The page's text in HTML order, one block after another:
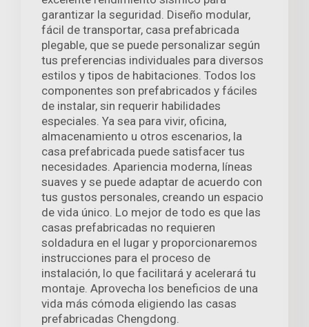
garantizar la seguridad. Diseño modular,
fácil de transportar, casa prefabricada
plegable, que se puede personalizar según
tus preferencias individuales para diversos
estilos y tipos de habitaciones. Todos los
componentes son prefabricados y fáciles
de instalar, sin requerir habilidades
especiales. Ya sea para vivir, oficina,
almacenamiento u otros escenarios, la
casa prefabricada puede satisfacer tus
necesidades. Apariencia moderna, líneas
suaves y se puede adaptar de acuerdo con
tus gustos personales, creando un espacio
de vida único. Lo mejor de todo es que las
casas prefabricadas no requieren
soldadura en el lugar y proporcionaremos
instrucciones para el proceso de
instalación, lo que facilitará y acelerará tu
montaje. Aprovecha los beneficios de una
vida más cómoda eligiendo las casas
prefabricadas Chengdong.